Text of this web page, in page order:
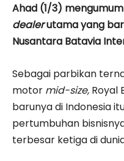
Ahad (1/3)
dealerutama yang
Nusantara Batavia
Sebagai parbikan
motor mid-size, Royal
barunya di Indonesia
pertumbuhan
terbesar ketiga di